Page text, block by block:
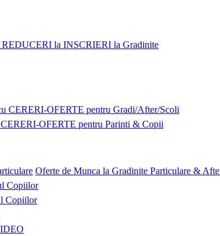
REDUCERI la INSCRIERI la Gradinite
CERERI-OFERTE pentru Gradi/After/Scoli
OFERTE pentru Parinti & Copii
Oferte de Munca la Gradinite Particulare &
Copiilor
Copiilor